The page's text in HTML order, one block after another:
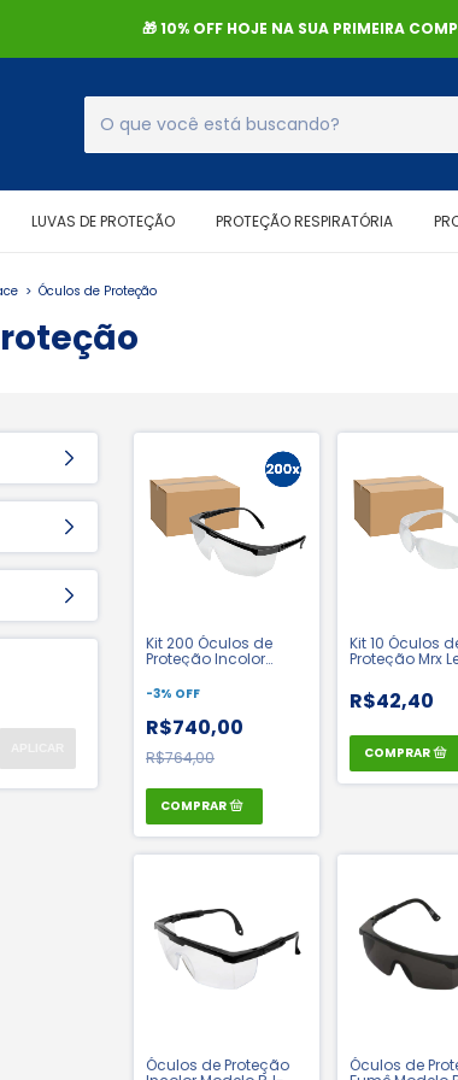
🎁 10% OFF HOJE NA SUA PRIMEIRA
LUVAS DE PROTEÇÃO PROTEÇÃO RESPIRATÓRIA
> Óculos de Proteção
Kit 200 Óculos de
Proteção Incolor
CA 34082
-3% OFF
R$740,00
R$764,00
Kit 10 Óculos
Proteção Mrx
CA 48017
R$42,40
Óculos de Proteção Óculos de